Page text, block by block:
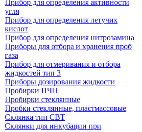
Прибор для определения активности
угля
Прибор для определения летучих
кислот
Прибор для определения нитрозамина
Приборы для отбора и хранения проб
газа
Прибор для отмеривания и отбора
жидкостей тип 3
Приборы дозирования жидкости
Пробирки ПЧП
Пробирки стеклянные
Пробки стеклянные, пластмассовые
Склянка тип СВТ
Склянки для инкубации при